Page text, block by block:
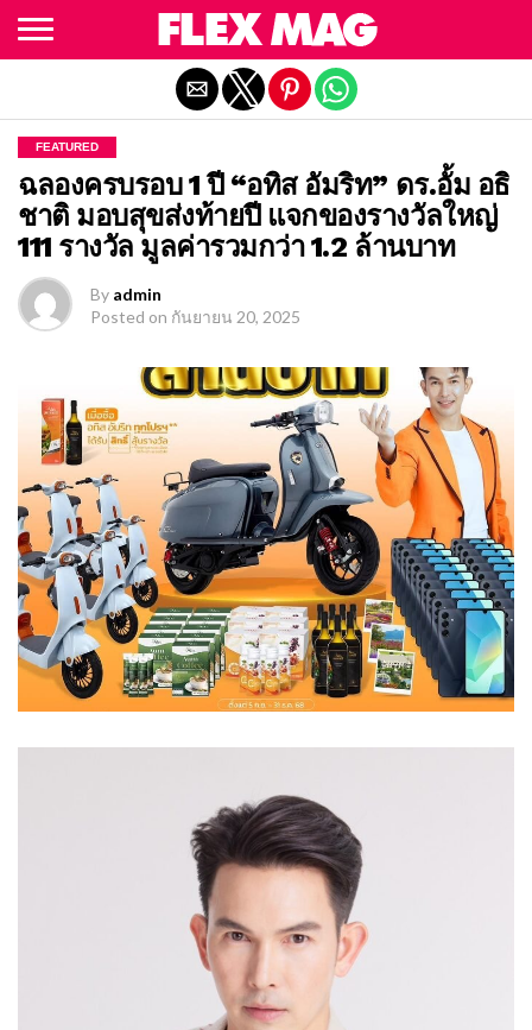
FEATURED
ฉลองครบรอบ 1 ปี “อทิส อัมริท” ดร.อั้ม อธิ
ชาติ มอบสุขส่งท้ายปี แจกของรางวัลใหญ่
111 รางวัล มูลค่ารวมกว่า 1.2 ล้านบาท
By admin
Posted on กันยายน 20, 2025
Exit mobile version